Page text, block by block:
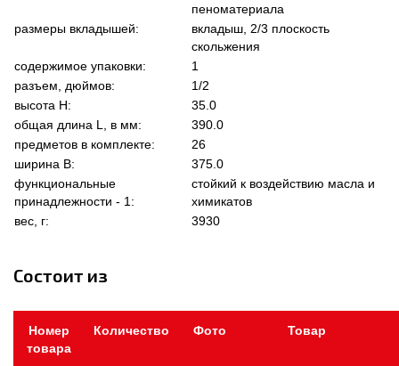
пеноматериала
размеры вкладышей:
вкладыш, 2/3 плоскость
скольжения
содержимое упаковки:
1
разъем, дюймов:
1/2
высота Н:
35.0
общая длина L, в мм:
390.0
предметов в комплекте:
26
ширина В:
375.0
функциональные
принадлежности - 1:
стойкий к воздействию масла и
химикатов
вес, г:
3930
Состоит из
Номер
товара
Количество Фото Товар